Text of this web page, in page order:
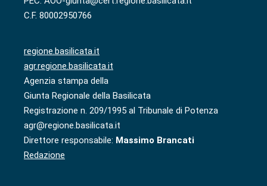
C.F. 80002950766
regione.basilicata.it
agr.regione.basilicata.it
Agenzia stampa della
Giunta Regionale della Basilicata
Registrazione n. 209/1995 al Tribunale di Potenza
agr@regione.basilicata.it
Direttore responsabile: Massimo Brancati
Redazione